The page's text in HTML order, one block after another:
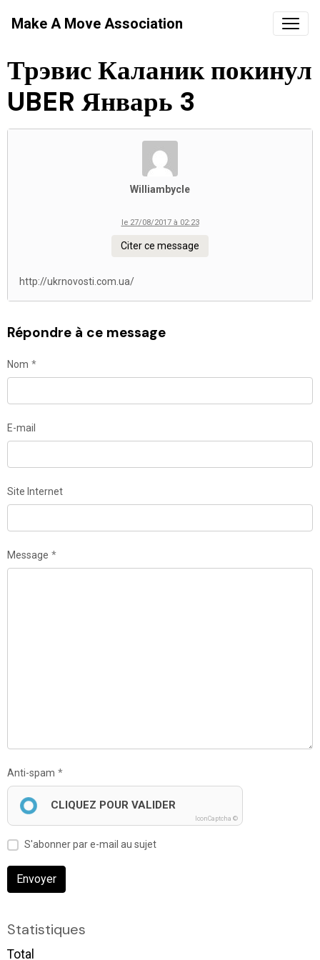
Make A Move Association
Трэвис Каланик покинул
UBER Январь 3
Williambycle
le 27/08/2017 à 02:23
Citer ce message
http://ukrnovosti.com.ua/
Répondre à ce message
Nom
E-mail
Site Internet
Message
Anti-spam
CLIQUEZ POUR VALIDER
IconCaptcha ©
S'abonner par e-mail au sujet
Envoyer
Statistiques
Total